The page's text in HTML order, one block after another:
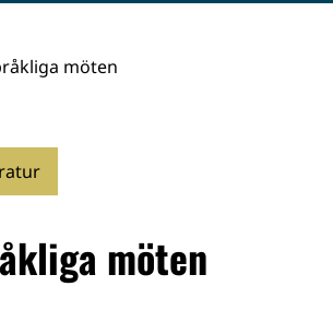
möten
möten